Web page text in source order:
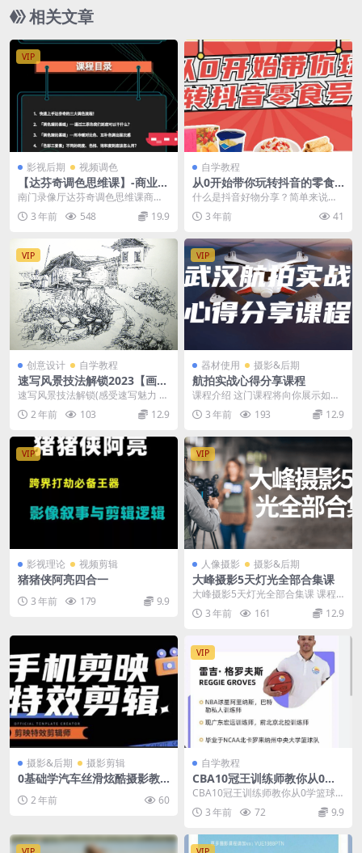
相关文章
VIP
影视后期 视频调色
【达芬奇调色思维课】-商业项
目实操-赠素材-南门录像厅
南门录像厅达芬奇调色思维课商业
项目实操-赠素材-南门录像厅
3 年前 548 19.9
自学教程
从0开始带你玩转抖音的零食
号
什么是抖音好物分享？简单来说就
是通过抖音短视频分享产品。 网友
看到视频，点击链接...
3 年前 41
VIP
创意设计 自学教程
速写风景技法解锁2023【画质
不错只有视频】
速写风景技法解锁(感受速写魅力 拒
绝无效练习) 本次分享的是速写
风...2 年前 103 12.9
VIP
器材使用 摄影&后期
航拍实战心得分享课程
课程介绍 这门课程将向你展示如何
进行航拍实战拍摄，并分享武汉市
的美景，让你了解航...
3 年前 193 12.9
VIP
影视理论 视频剪辑
猪猪侠阿亮四合一
3 年前 179 9.9
VIP
人像摄影 摄影&后期
大峰摄影5天灯光全部合集课
大峰摄影5天灯光全部合集课 课程
介绍 太棒了摄影摄影摄影全部课是
的摄影情侣提供五...
3 年前 161 12.9
摄影&后期 摄影剪辑
0基础学汽车丝滑炫酷摄影教
2 年前 60
VIP
自学教程
CBA10冠王训练师教你从0学
篮球等多个文件
CBA10冠王训练师教你从0学篮球
资源简介： 资源大小：517 MB 本
课程由...
3 年前 72 9.9